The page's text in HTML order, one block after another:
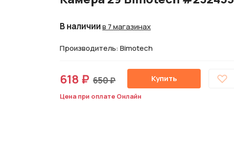
В наличиив 7 магазинах
Производитель: Bimotech
618 ₽ 650 ₽ Купить
Цена при оплате Онлайн